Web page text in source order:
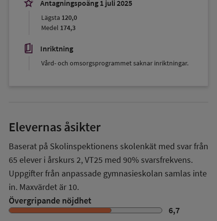
stars_2
Antagningspoäng 1 juli 2025
Lägsta 120,0
Medel 174,3
book_5 Inriktning
Vård- och omsorgsprogrammet saknar inriktningar.
Elevernas åsikter
Baserat på Skolinspektionens skolenkät med svar från
65 elever i årskurs 2,VT25 med 90% svarsfrekvens.
Uppgifter från anpassade gymnasieskolan samlas inte
in. Maxvärdet är 10.
Övergripande nöjdhet
6,7